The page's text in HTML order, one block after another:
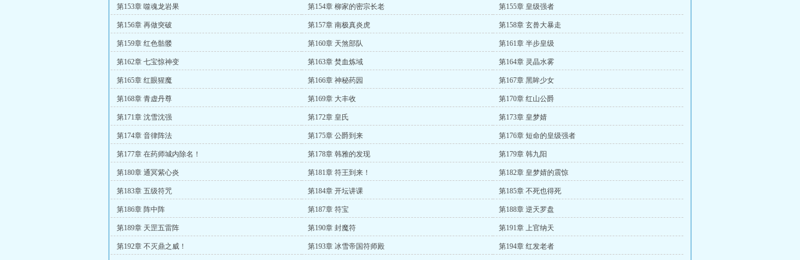
第153章 噬魂龙岩果 第154章 柳家的密宗长老 第155章 皇级强者
第156章 再做突破 第157章 南极真炎虎 第158章 玄兽大暴走
第159章 红色骷髅 第160章 天煞部队 第161章 半步皇级
第162章 七宝惊神变 第163章 焚血炼域 第164章 灵晶水雾
第165章 红眼猩魔 第166章 神秘药园 第167章 黑眸少女
第168章 青虚丹尊 第169章 大丰收 第170章 红山公爵
第171章 沈雪沈强 第172章 皇氏 第173章 皇梦婧
第174章 音律阵法 第175章 公爵到来 第176章 短命的皇级强者
第177章 在药师城内除名！ 第178章 韩雅的发现 第179章 韩九阳
第180章 通冥紫心炎 第181章 符王到来！ 第182章 皇梦婧的震惊
第183章 五级符咒 第184章 开坛讲课 第185章 不死也得死
第186章 阵中阵 第187章 符宝 第188章 逆天罗盘
第189章 天罡五雷阵 第190章 封魔符 第191章 上官纳天
第192章 不灭鼎之威！ 第193章 冰雪帝国符师殿 第194章 红发老者